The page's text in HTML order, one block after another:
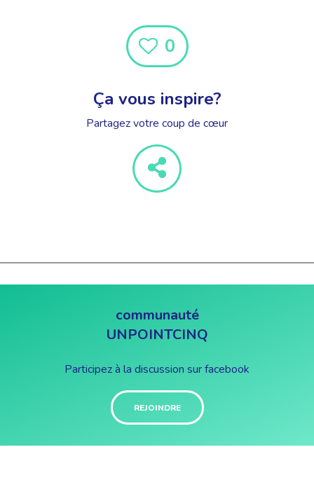
0
Ça vous inspire?
Partagez votre coup de cœur
communauté
UNPOINTCINQ
Participez à la discussion sur facebook
REJOINDRE